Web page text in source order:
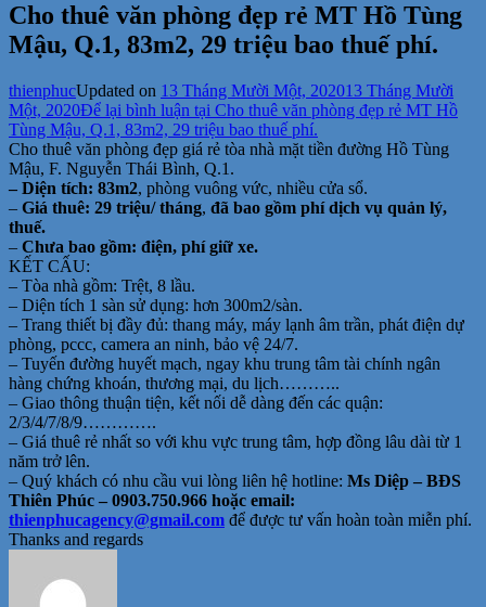
Cho thuê văn phòng đẹp rẻ MT Hồ Tùng
Mậu, Q.1, 83m2, 29 triệu bao thuế phí.
thienphucUpdated on 13 Tháng Mười Một, 202013 Tháng Mười
Một, 2020Để lại bình luận tại Cho thuê văn phòng đẹp rẻ MT Hồ
Tùng Mậu, Q.1, 83m2, 29 triệu bao thuế phí.
Cho thuê văn phòng đẹp giá rẻ tòa nhà mặt tiền đường Hồ Tùng
Mậu, F. Nguyễn Thái Bình, Q.1.
– Diện tích: 83m2, phòng vuông vức, nhiều cửa sổ.
– Giá thuê: 29 triệu/ tháng, đã bao gồm phí dịch vụ quản lý,
thuế.
– Chưa bao gồm: điện, phí giữ xe.
KẾT CẤU:
– Tòa nhà gồm: Trệt, 8 lầu.
– Diện tích 1 sàn sử dụng: hơn 300m2/sàn.
– Trang thiết bị đầy đủ: thang máy, máy lạnh âm trần, phát điện dự
phòng, pccc, camera an ninh, bảo vệ 24/7.
– Tuyến đường huyết mạch, ngay khu trung tâm tài chính ngân
hàng chứng khoán, thương mại, du lịch………..
– Giao thông thuận tiện, kết nối dễ dàng đến các quận:
2/3/4/7/8/9………….
– Giá thuê rẻ nhất so với khu vực trung tâm, hợp đồng lâu dài từ 1
năm trở lên.
– Quý khách có nhu cầu vui lòng liên hệ hotline: Ms Diệp – BĐS
Thiên Phúc – 0903.750.966 hoặc email:
thienphucagency@gmail.com để được tư vấn hoàn toàn miễn phí.
Thanks and regards